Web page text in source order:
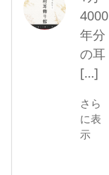
4000
年分
の耳
[…]
さら
に表
示